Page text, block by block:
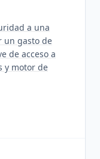
a una
un gasto de
de acceso a
y motor de